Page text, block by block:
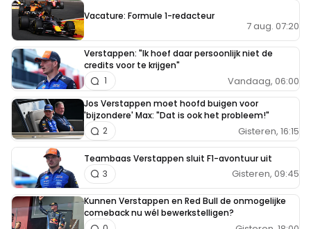
Vacature: Formule 1-redacteur
7 aug. 07:20
Verstappen: "Ik hoef daar persoonlijk niet de
credits voor te krijgen"
Vandaag, 06:00
1
Jos Verstappen moet hoofd buigen voor
'bijzondere' Max: "Dat is ook het probleem!"
Gisteren, 16:15
2
Teambaas Verstappen sluit F1-avontuur uit
Gisteren, 09:45
3
Kunnen Verstappen en Red Bull de onmogelijke
comeback nu wél bewerkstelligen?